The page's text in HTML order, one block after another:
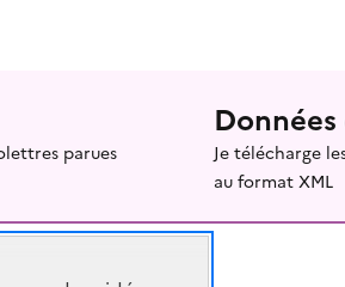
parues
Je télécharge
au format XML